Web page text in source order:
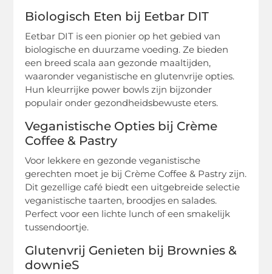
Biologisch Eten bij Eetbar DIT
Eetbar DIT is een pionier op het gebied van
biologische en duurzame voeding. Ze bieden
een breed scala aan gezonde maaltijden,
waaronder veganistische en glutenvrije opties.
Hun kleurrijke power bowls zijn bijzonder
populair onder gezondheidsbewuste eters.
Veganistische Opties bij Crème
Coffee & Pastry
Voor lekkere en gezonde veganistische
gerechten moet je bij Crème Coffee & Pastry zijn.
Dit gezellige café biedt een uitgebreide selectie
veganistische taarten, broodjes en salades.
Perfect voor een lichte lunch of een smakelijk
tussendoortje.
Glutenvrij Genieten bij Brownies &
downieS